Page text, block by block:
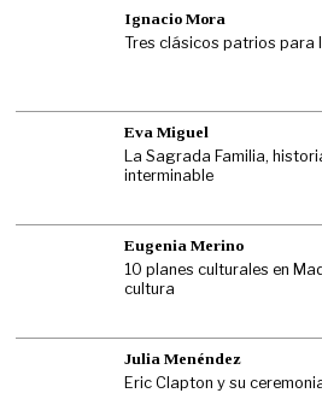
Ignacio Mora
Tres clásicos patrios para
Eva Miguel
La Sagrada Familia,
interminable
Eugenia Merino
10 planes culturales en
cultura
Julia Menéndez
Eric Clapton y su